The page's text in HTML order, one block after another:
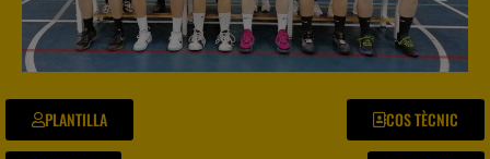
PLANTILLA COS TÈCNIC